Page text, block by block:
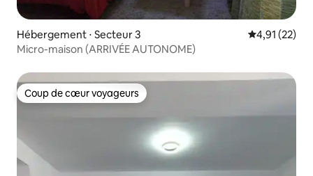
Hébergement ⋅ Secteur 3 Évaluation
4,91 (22)
Micro-maison (ARRIVÉE AUTONOME)
Coup de cœur voyageurs
Coup de cœur voyageurs